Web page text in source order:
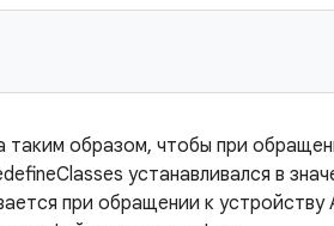
таким образом, чтобы при
устанавливался в
при обращении к устройству